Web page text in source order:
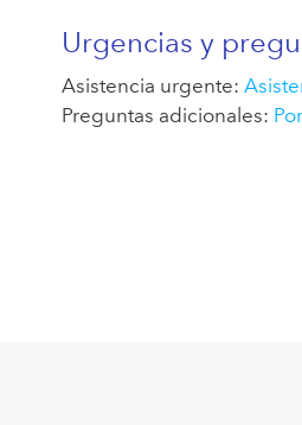
Urgencias y
Asistencia urgente:
Preguntas adicionales: